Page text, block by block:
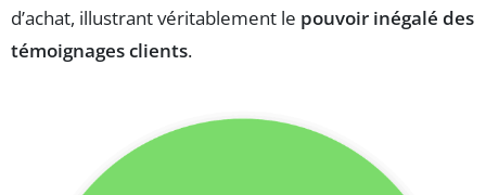
d’achat, illustrant véritablement le pouvoir inégalé des
témoignages clients.